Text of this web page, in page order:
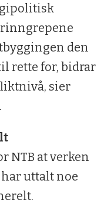
den
rette for, bidrar
sier
NTB at verken
uttalt noe